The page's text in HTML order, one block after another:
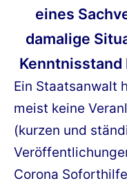
eines
damalige
Ein Staatsanwalt
meist keine
(kurzen und
Corona